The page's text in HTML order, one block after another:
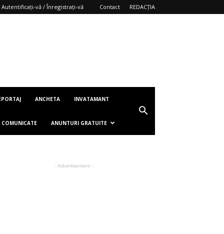
Autentificați-vă / Înregistrați-vă Contact REDACȚIA
ANCHETA INVATAMANT
COMUNICATE ANUNTURI GRATUITE
- Advertisement -